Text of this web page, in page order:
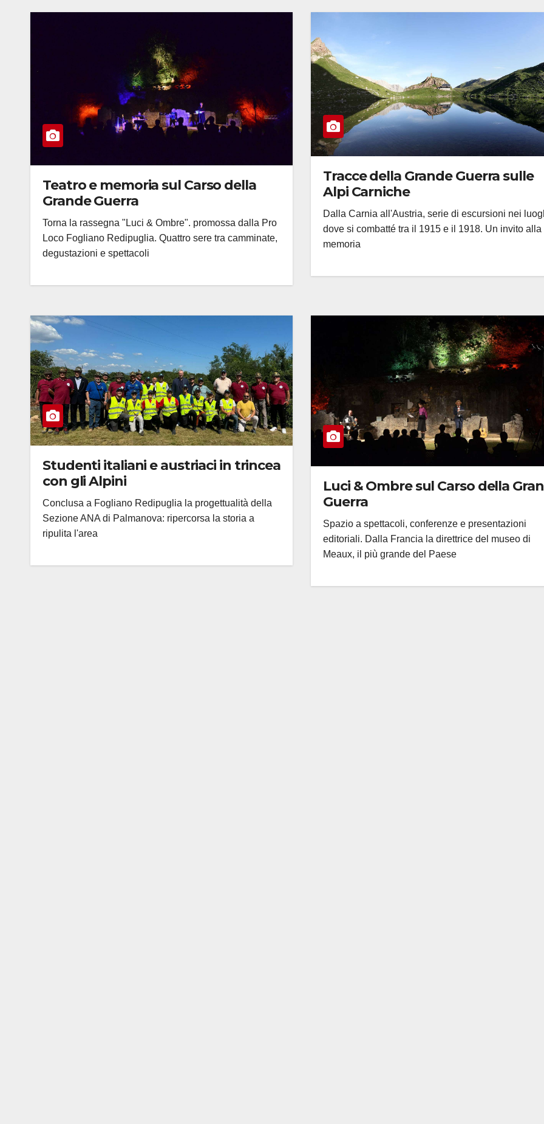
Teatro e memoria sul Carso della
Grande Guerra
Torna la rassegna "Luci & Ombre". promossa dalla Pro
Loco Fogliano Redipuglia. Quattro sere tra camminate,
degustazioni e spettacoli
Tracce della Grande Guerra sulle
Alpi Carniche
Dalla Carnia all'Austria, serie di escursioni nei
dove si combatté tra il 1915 e il 1918. Un invito alla
memoria
Studenti italiani e austriaci in trincea
con gli Alpini
Conclusa a Fogliano Redipuglia la progettualità della
Sezione ANA di Palmanova: ripercorsa la storia a
ripulita l'area
Luci & Ombre sul Carso della
Guerra
Spazio a spettacoli, conferenze e presentazioni
editoriali. Dalla Francia la direttrice del museo di
Meaux, il più grande del Paese